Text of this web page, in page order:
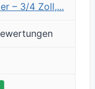
– 3/4 Zoll,...